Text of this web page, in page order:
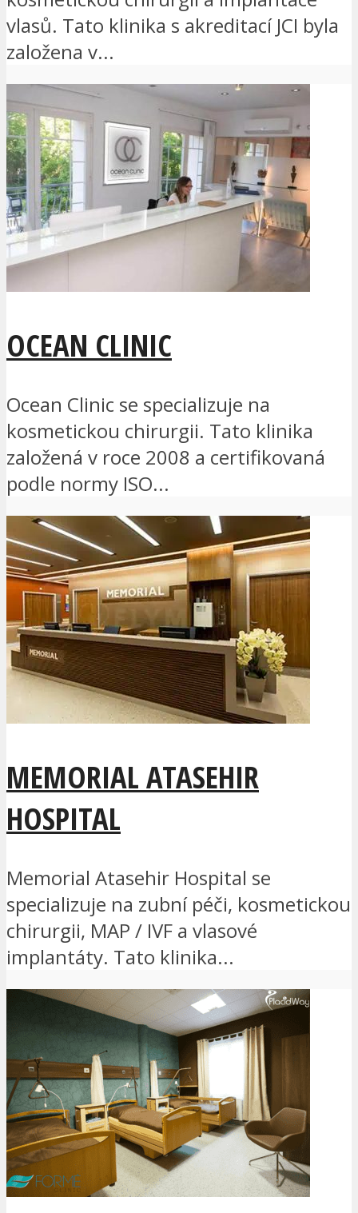
vlasů. Tato klinika s akreditací JCI byla
založena v...
OCEAN CLINIC
Ocean Clinic se specializuje na
kosmetickou chirurgii. Tato klinika
založená v roce 2008 a certifikovaná
podle normy ISO...
MEMORIAL ATASEHIR
HOSPITAL
Memorial Atasehir Hospital se
specializuje na zubní péči, kosmetickou
chirurgii, MAP / IVF a vlasové
implantáty. Tato klinika...